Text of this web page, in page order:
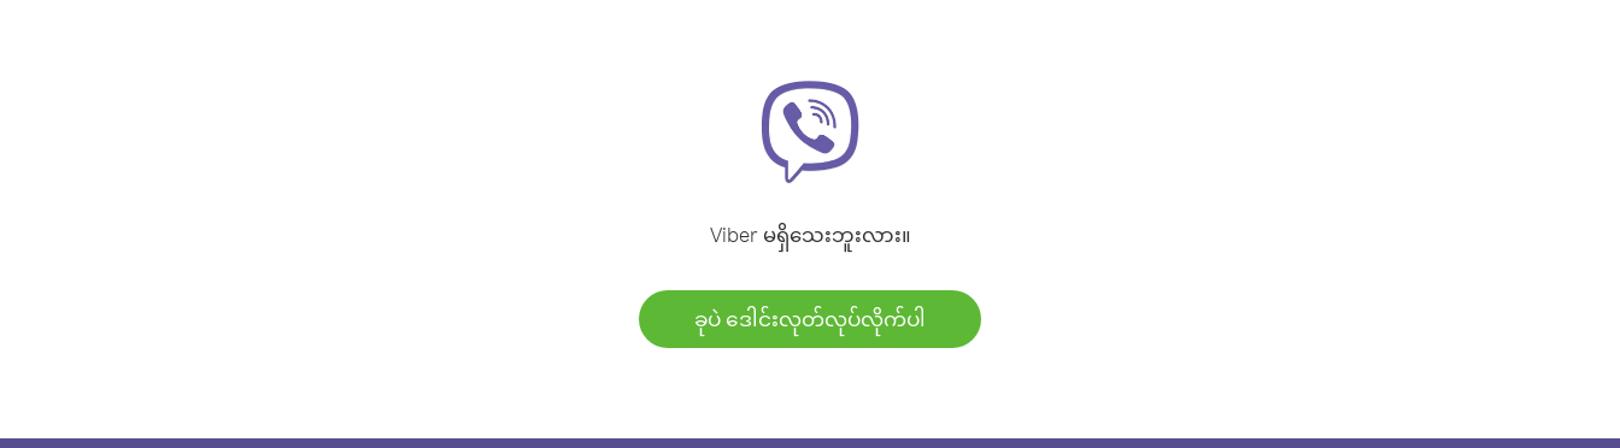
Viber မရှိသေးဘူးလား။
ခုပဲ ဒေါင်းလုတ်လုပ်လိုက်ပါ